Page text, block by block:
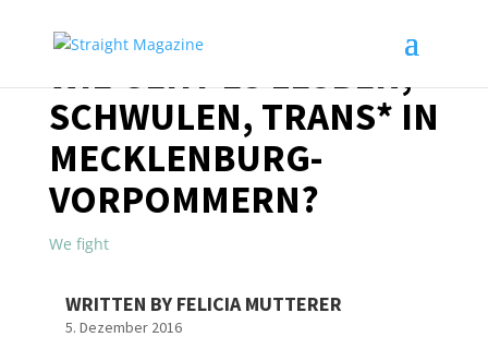
WIE GEHT ES LESBEN,
SCHWULEN, TRANS* IN
MECKLENBURG-
VORPOMMERN?
We fight
WRITTEN BY FELICIA MUTTERER
5. Dezember 2016